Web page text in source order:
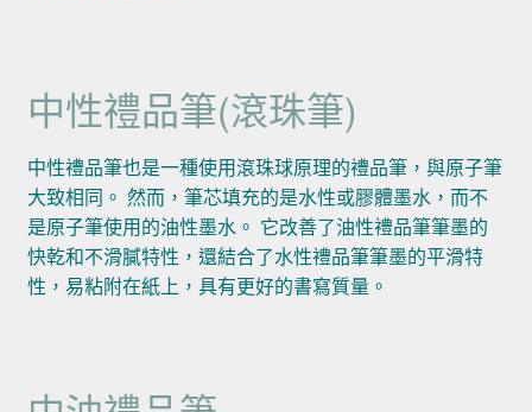
中性禮品筆(滾珠筆)
中性禮品筆也是一種使用滾珠球原理的禮品筆，與原子筆
大致相同。 然而，筆芯填充的是水性或膠體墨水，而不
是原子筆使用的油性墨水。 它改善了油性禮品筆筆墨的
快乾和不滑膩特性，還結合了水性禮品筆筆墨的平滑特
性，易粘附在紙上，具有更好的書寫質量。